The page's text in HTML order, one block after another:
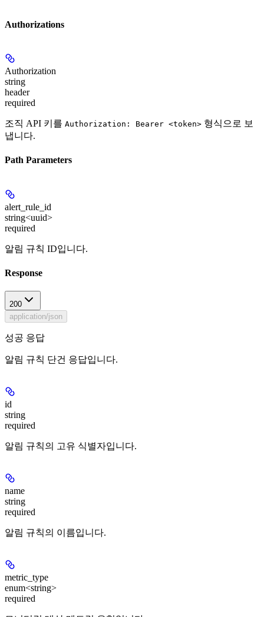
Authorizations
Authorization
string
header
required
조직 API 키를 Authorization: Bearer <token> 형식으로 보
냅니다.
Path Parameters
alert_rule_id
string<uuid>
required
알림 규칙 ID입니다.
Response
200
application/json
성공 응답
알림 규칙 단건 응답입니다.
id
string
required
알림 규칙의 고유 식별자입니다.
name
string
required
알림 규칙의 이름입니다.
metric_type
enum<string>
required